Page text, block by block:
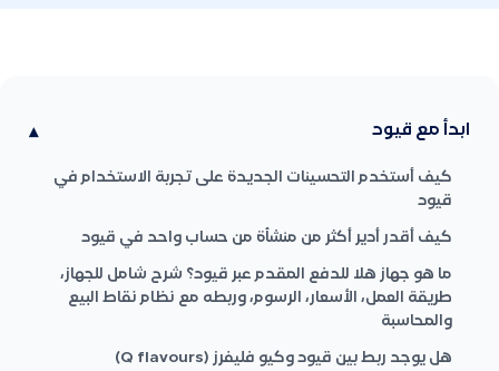
ابدأ مع قيود ▾
كيف أستخدم التحسينات الجديدة على تجربة الاستخدام في
قيود
كيف أقدر أدير أكثر من منشأة من حساب واحد في قيود
ما هو جهاز هلا للدفع المقدم عبر قيود؟ شرح شامل للجهاز،
طريقة العمل، الأسعار، الرسوم، وربطه مع نظام نقاط البيع
والمحاسبة
هل يوجد ربط بين قيود وكيو فليفرز (Q flavours)